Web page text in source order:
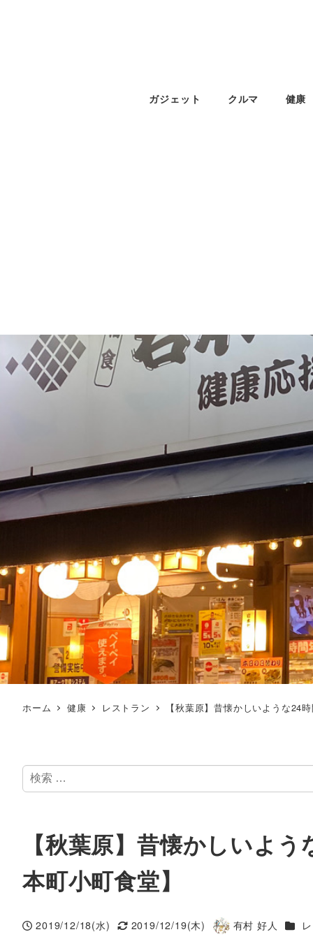
ガジェット クルマ 健康
ホーム 健康 レストラン 【秋葉原】昔懐かしいような24
検
索
【秋葉原】昔懐かしいよ
本町小町食堂】
投稿日
2019/12/18(水)
更新日
2019/12/19(木)
著
有村 好人 カテ